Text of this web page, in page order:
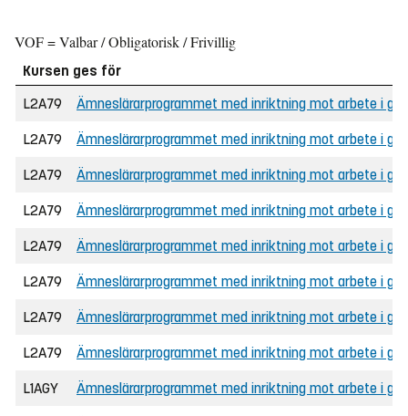
VOF = Valbar / Obligatorisk / Frivillig
Kursen ges för
L2A79
Ämneslärarprogrammet med inriktning mot arbete i
L2A79 Ämneslärarprogrammet med inriktning mot arbete i
L2A79 Ämneslärarprogrammet med inriktning mot arbete i
L2A79 Ämneslärarprogrammet med inriktning mot arbete i
L2A79 Ämneslärarprogrammet med inriktning mot arbete i
L2A79 Ämneslärarprogrammet med inriktning mot arbete i
L2A79 Ämneslärarprogrammet med inriktning mot arbete i
L2A79 Ämneslärarprogrammet med inriktning mot arbete i
L1AGY Ämneslärarprogrammet med inriktning mot arbete i